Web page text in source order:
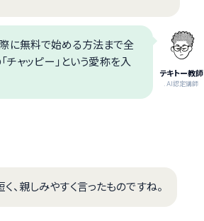
テキトー教師
.AI認定講師
に無料で始める方法まで全
ャッピー」という愛称を入
、親しみやすく言ったものですね。